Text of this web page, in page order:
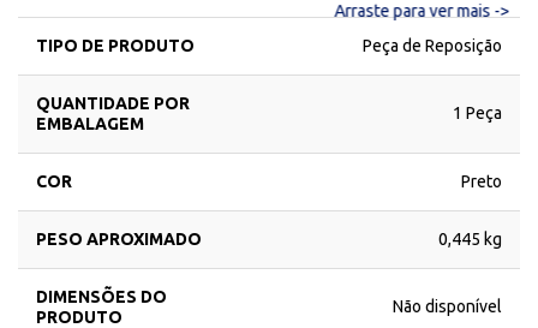
Arraste para ver mais ->
TIPO DE PRODUTO
Peça de Reposição
QUANTIDADE POR
EMBALAGEM
1 Peça
COR Preto
PESO APROXIMADO 0,445 kg
DIMENSÕES DO
PRODUTO
Não disponível